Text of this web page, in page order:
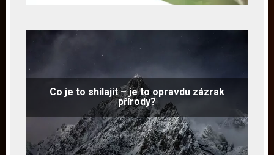
Co je to shilajit – je to opravdu zázrak
přírody?